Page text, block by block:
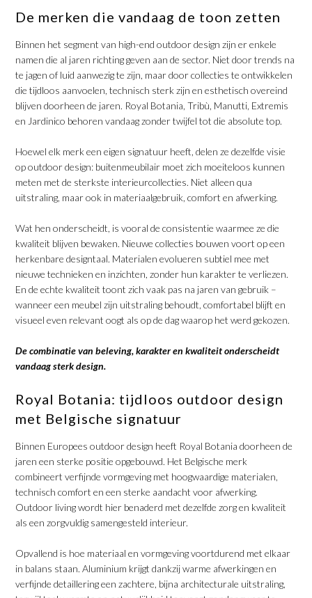
​De merken die vandaag de toon zetten
​Binnen het segment van high-end outdoor design zijn er enkele
namen die al jaren richting geven aan de sector. Niet door trends na
te jagen of luid aanwezig te zijn, maar door collecties te ontwikkelen
die tijdloos aanvoelen, technisch sterk zijn en esthetisch overeind
blijven doorheen de jaren. Royal Botania, Tribù, Manutti, Extremis
en Jardinico behoren vandaag zonder twijfel tot die absolute top.
​Hoewel elk merk een eigen signatuur heeft, delen ze dezelfde visie
op outdoor design: buitenmeubilair moet zich moeiteloos kunnen
meten met de sterkste interieurcollecties. Niet alleen qua
uitstraling, maar ook in materiaalgebruik, comfort en afwerking.
​Wat hen onderscheidt, is vooral de consistentie waarmee ze die
kwaliteit blijven bewaken. Nieuwe collecties bouwen voort op een
herkenbare designtaal. Materialen evolueren subtiel mee met
nieuwe technieken en inzichten, zonder hun karakter te verliezen.
En de echte kwaliteit toont zich vaak pas na jaren van gebruik –
wanneer een meubel zijn uitstraling behoudt, comfortabel blijft en
visueel even relevant oogt als op de dag waarop het werd gekozen.
​De combinatie van beleving, karakter en kwaliteit onderscheidt
vandaag sterk design.
​Royal Botania: tijdloos outdoor design
met Belgische signatuur
​Binnen Europees outdoor design heeft Royal Botania doorheen de
jaren een sterke positie opgebouwd. Het Belgische merk
combineert verfijnde vormgeving met hoogwaardige materialen,
technisch comfort en een sterke aandacht voor afwerking.
Outdoor living wordt hier benaderd met dezelfde zorg en kwaliteit
als een zorgvuldig samengesteld interieur.
​Opvallend is hoe materiaal en vormgeving voortdurend met elkaar
in balans staan. Aluminium krijgt dankzij warme afwerkingen en
verfijnde detaillering een zachtere, bijna architecturale uitstraling,